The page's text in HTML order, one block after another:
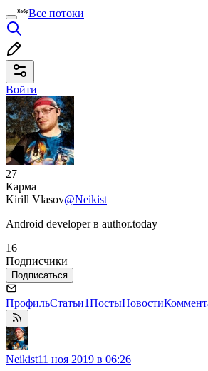
Все потоки
Войти
27
Карма
Kirill Vlasov@Neikist
Android developer в author.today
16
Подписчики
Подписаться
ПрофильСтатьи1ПостыНовости
Neikist11 ноя 2019 в 06:26